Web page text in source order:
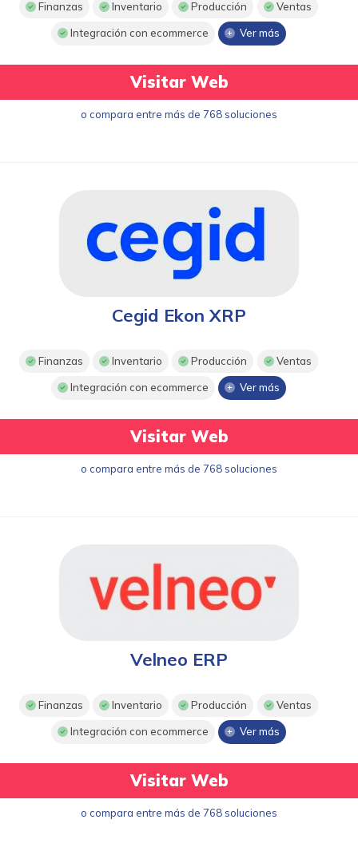
Finanzas Inventario Producción Ventas
Integración con ecommerce Ver más
Visitar Web
o compara entre más de 768 soluciones
Cegid Ekon XRP
Finanzas Inventario Producción Ventas
Integración con ecommerce Ver más
Visitar Web
o compara entre más de 768 soluciones
Velneo ERP
Finanzas Inventario Producción Ventas
Integración con ecommerce Ver más
Visitar Web
o compara entre más de 768 soluciones